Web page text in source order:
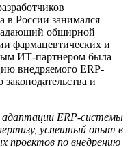
в России занимался
обширной
фармацевтических и
ИТ-партнером была
внедряемого ERP-
и
ERP-системы
успешный опыт в
проектов по внедрению